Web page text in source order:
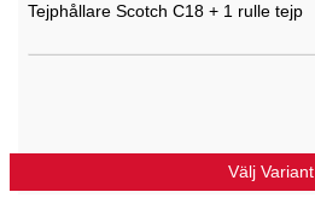
Tejphållare Scotch C18 + 1 rulle tejp
Välj Variant